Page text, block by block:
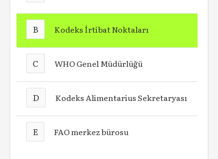
B Kodeks İrtibat Noktaları
C WHO Genel Müdürlüğü
D Kodeks Alimentarius Sekretaryası
E FAO merkez bürosu